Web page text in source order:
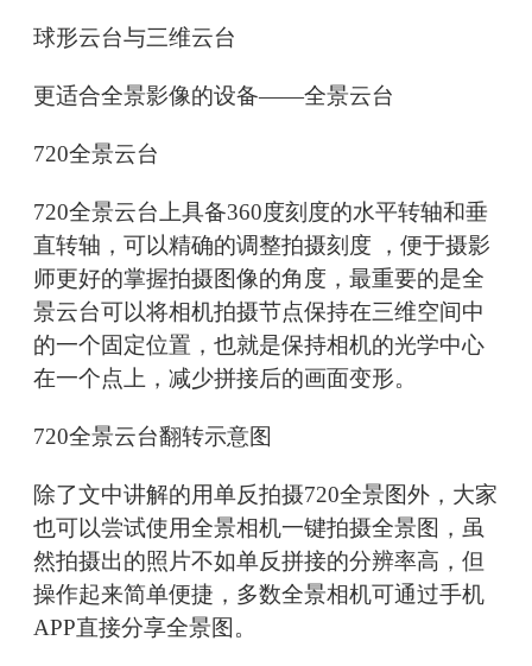
球形云台与三维云台
更适合全景影像的设备——全景云台
720全景云台
720全景云台上具备360度刻度的水平转轴和垂
直转轴，可以精确的调整拍摄刻度 ，便于摄影
师更好的掌握拍摄图像的角度，最重要的是全
景云台可以将相机拍摄节点保持在三维空间中
的一个固定位置，也就是保持相机的光学中心
在一个点上，减少拼接后的画面变形。
720全景云台翻转示意图
除了文中讲解的用单反拍摄720全景图外，大家
也可以尝试使用全景相机一键拍摄全景图，虽
然拍摄出的照片不如单反拼接的分辨率高，但
操作起来简单便捷，多数全景相机可通过手机
APP直接分享全景图。